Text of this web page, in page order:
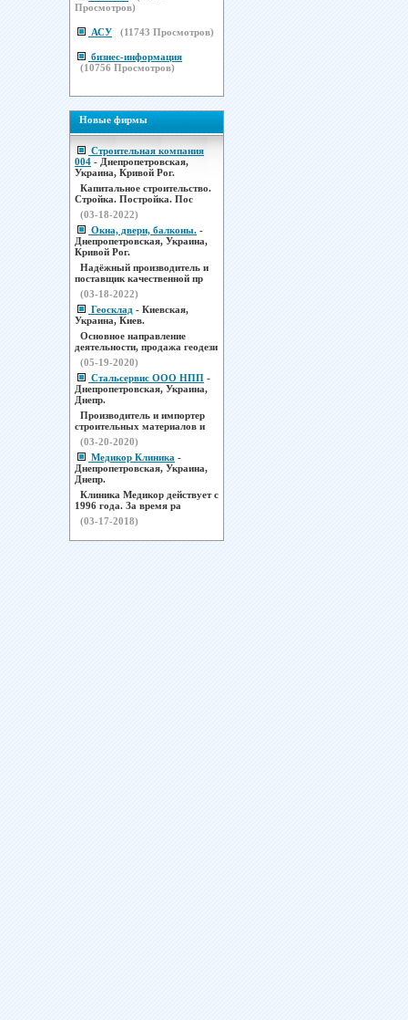
Просмотров)
АСУ (11743 Просмотров)
бизнес-информация
(10756 Просмотров)
Новые фирмы
Строительная компания
004 - Днепропетровская,
Украина, Кривой Рог.
Капитальное строительство.
Стройка. Постройка. Пос
(03-18-2022)
Окна, двери, балконы. -
Днепропетровская, Украина,
Кривой Рог.
Надёжный производитель и
поставщик качественной пр
(03-18-2022)
Геосклад - Киевская,
Украина, Киев.
Основное направление
деятельности, продажа геодези
(05-19-2020)
Стальсервис ООО НПП -
Днепропетровская, Украина,
Днепр.
Производитель и импортер
строительных материалов и
(03-20-2020)
Медикор Клиника -
Днепропетровская, Украина,
Днепр.
Клиника Медикор действует с
1996 года. За время ра
(03-17-2018)